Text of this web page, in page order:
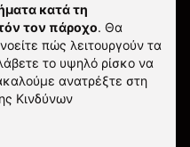
κατά τη
τον πάροχο. Θα
πώς λειτουργούν τα
το υψηλό ρίσκο να
ανατρέξτε στη
Κινδύνων